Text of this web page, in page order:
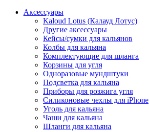
Аксессуары
Kaloud Lotus (Калауд Лотус)
Другие аксессуары
Кейсы/сумки для кальянов
Колбы для кальяна
Комплектующие для шланга
Корзины для угля
Одноразовые мундштуки
Подсветка для кальяна
Приборы для розжига угля
Силиконовые чехлы для iPhone
Уголь для кальяна
Чаши для кальяна
Шланги для кальяна